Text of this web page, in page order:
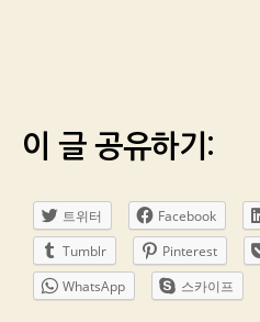
이 글 공유하기:
트위터 Facebook
Tumblr
Pinterest
WhatsApp
스카이프